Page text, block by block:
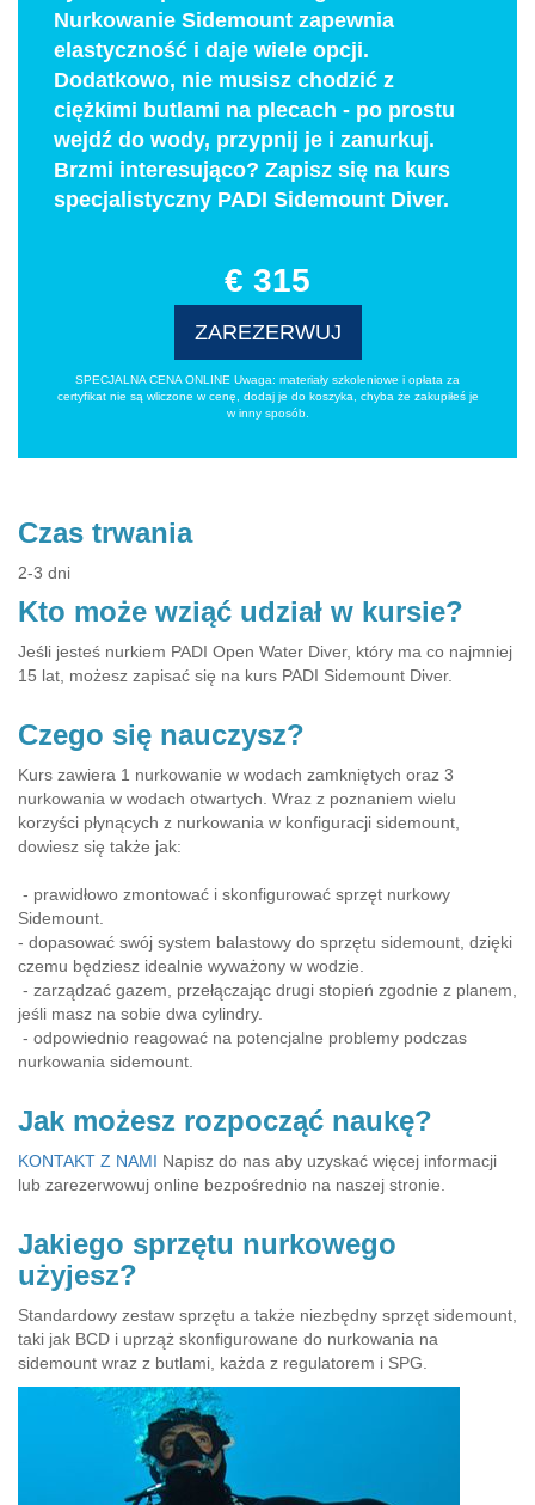
Nurkowanie Sidemount zapewnia
elastyczność i daje wiele opcji.
Dodatkowo, nie musisz chodzić z
ciężkimi butlami na plecach - po prostu
wejdź do wody, przypnij je i zanurkuj.
Brzmi interesująco? Zapisz się na kurs
specjalistyczny PADI Sidemount Diver.
€ 315
ZAREZERWUJ
SPECJALNA CENA ONLINE Uwaga: materiały szkoleniowe i opłata za
certyfikat nie są wliczone w cenę, dodaj je do koszyka, chyba że zakupiłeś je
w inny sposób.
Czas trwania
2-3 dni
Kto może wziąć udział w kursie?
Jeśli jesteś nurkiem PADI Open Water Diver, który ma co najmniej
15 lat, możesz zapisać się na kurs PADI Sidemount Diver.
Czego się nauczysz?
Kurs zawiera 1 nurkowanie w wodach zamkniętych oraz 3
nurkowania w wodach otwartych. Wraz z poznaniem wielu
korzyści płynących z nurkowania w konfiguracji sidemount,
dowiesz się także jak:
- prawidłowo zmontować i skonfigurować sprzęt nurkowy
Sidemount.
- dopasować swój system balastowy do sprzętu sidemount, dzięki
czemu będziesz idealnie wyważony w wodzie.
- zarządzać gazem, przełączając drugi stopień zgodnie z planem,
jeśli masz na sobie dwa cylindry.
- odpowiednio reagować na potencjalne problemy podczas
nurkowania sidemount.
Jak możesz rozpocząć naukę?
KONTAKT Z NAMI Napisz do nas aby uzyskać więcej informacji
lub zarezerwowuj online bezpośrednio na naszej stronie.
Jakiego sprzętu nurkowego
użyjesz?
Standardowy zestaw sprzętu a także niezbędny sprzęt sidemount,
taki jak BCD i uprząż skonfigurowane do nurkowania na
sidemount wraz z butlami, każda z regulatorem i SPG.